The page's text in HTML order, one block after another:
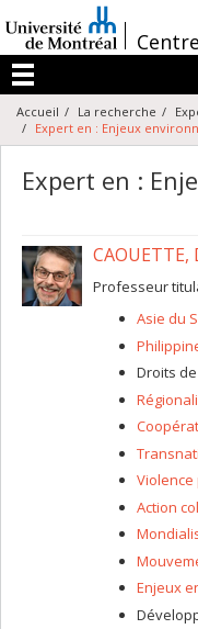
au
contenu
/
Menu
Accueil La recherche
Expert en : Enjeux
Expert en :
Professeur
Asie du
Droits
Action
Enjeux